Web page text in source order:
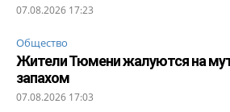
07.08.2026 17:23
Общество
Жители Тюмени жалуются на
запахом
07.08.2026 17:03